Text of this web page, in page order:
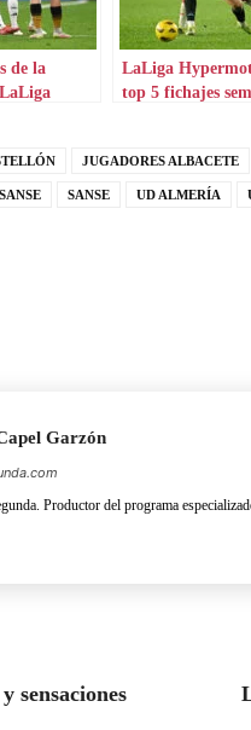
de la
LaLiga
top 5 fichajes
JUGADORES ALBACETE
SANSE UD ALMERÍA
Garzón
Productor del programa
sensaciones